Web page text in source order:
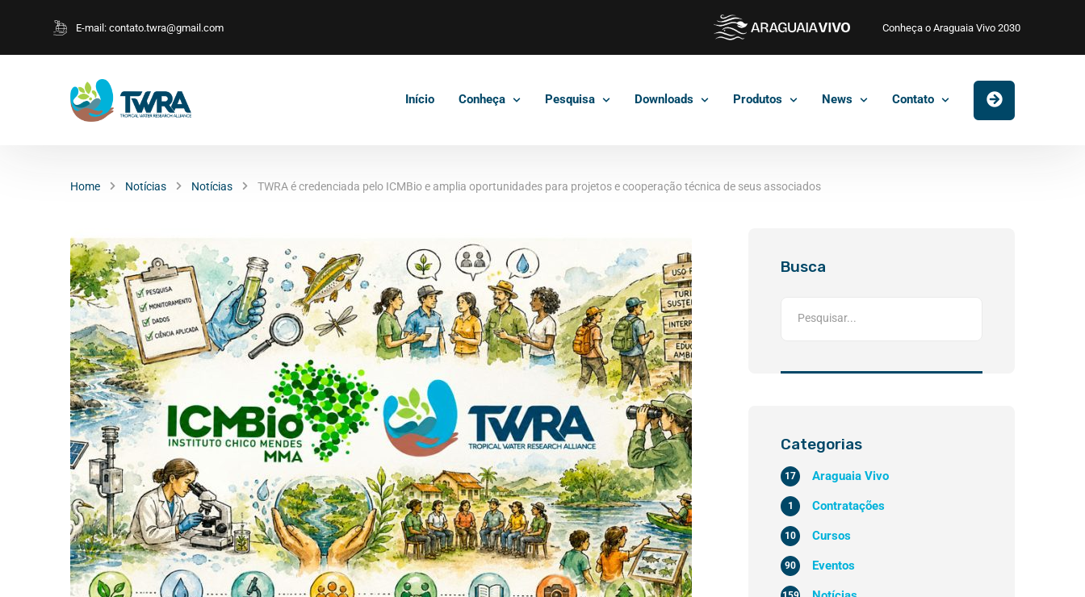
E-mail: contato.twra@gmail.com Conheça o Araguaia Vivo 2030
Início Conheça Pesquisa Downloads Produtos News Contato
Home Notícias Notícias TWRA é credenciada pelo ICMBio e amplia oportunidades para projetos e cooperação técnica de seus associados
Busca
Categorias
Araguaia Vivo
17
Contratações
1
Cursos
10
Eventos
90